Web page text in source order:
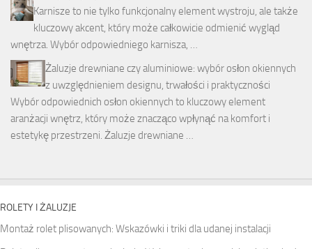
Karnisze to nie tylko funkcjonalny element wystroju, ale także
kluczowy akcent, który może całkowicie odmienić wygląd
wnętrza. Wybór odpowiedniego karnisza, …
Żaluzje drewniane czy aluminiowe: wybór osłon okiennych
z uwzględnieniem designu, trwałości i praktyczności
Wybór odpowiednich osłon okiennych to kluczowy element
aranżacji wnętrz, który może znacząco wpłynąć na komfort i
estetykę przestrzeni. Żaluzje drewniane …
ROLETY I ŻALUZJE
Montaż rolet plisowanych: Wskazówki i triki dla udanej instalacji